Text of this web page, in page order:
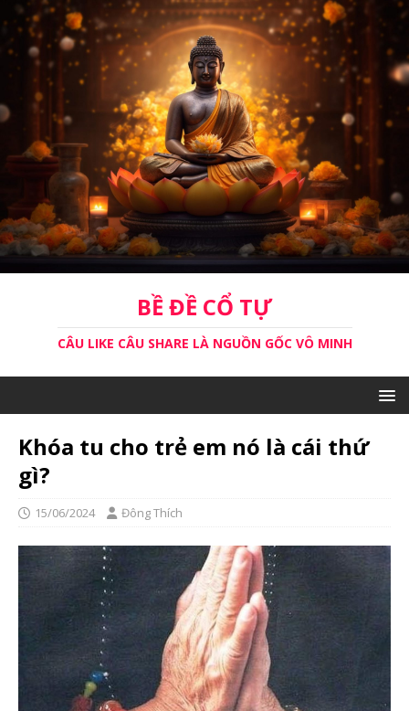
BỀ ĐỀ CỔ TỰ
CÂU LIKE CÂU SHARE LÀ NGUỒN GỐC VÔ MINH
Khóa tu cho trẻ em nó là cái thứ
gì?
15/06/2024 Đông Thích